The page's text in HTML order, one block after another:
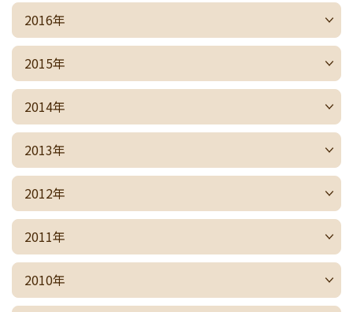
2016年
2015年
2014年
2013年
2012年
2011年
2010年